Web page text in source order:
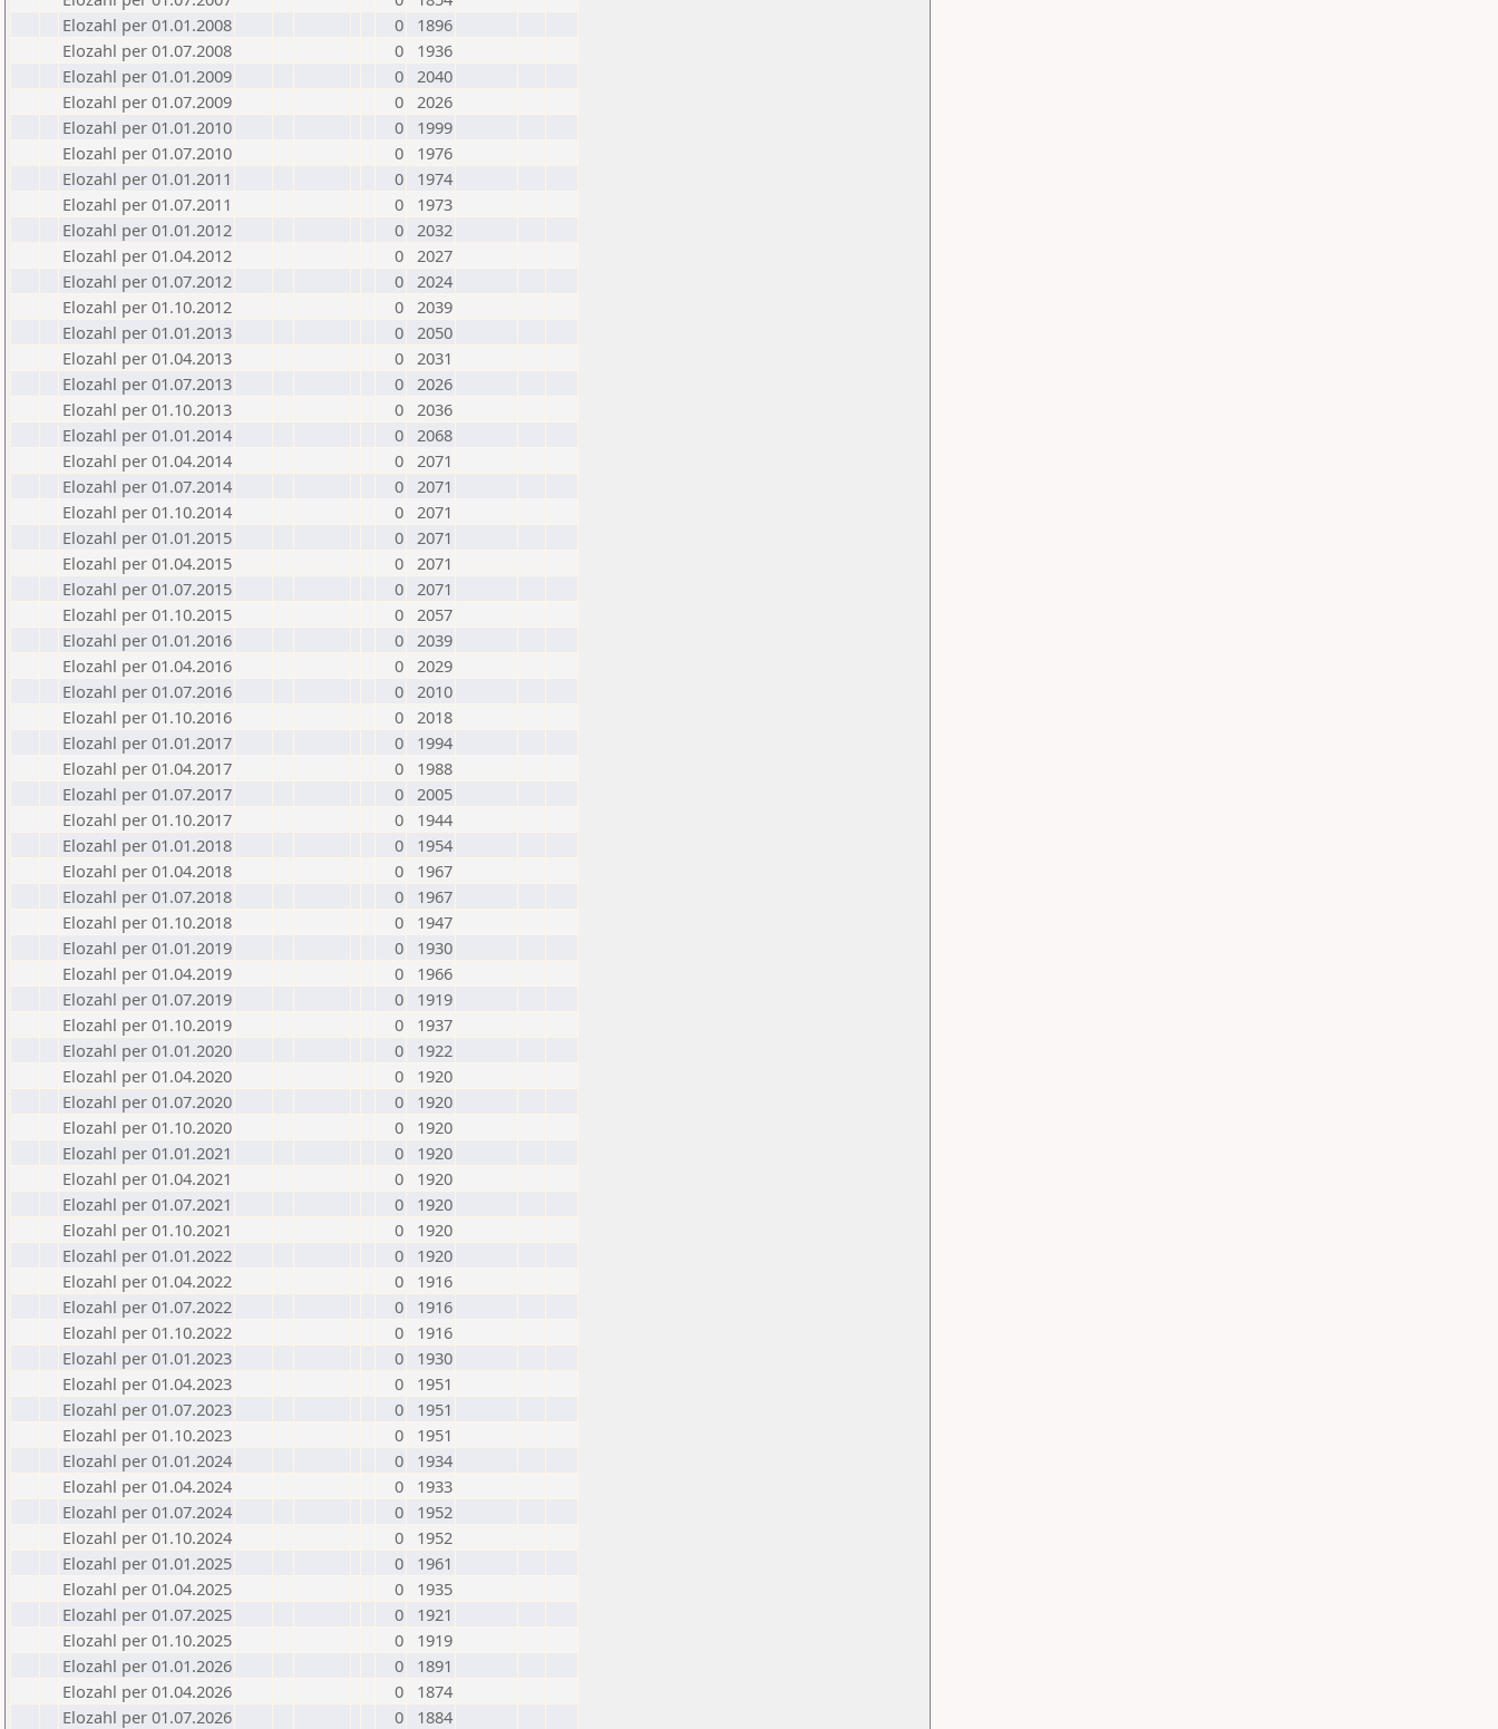
Elozahl per 01.01.2008
0
1896
Elozahl per 01.07.2008
0
1936
Elozahl per 01.01.2009
0 2040
Elozahl per 01.07.2009
0 2026
Elozahl per 01.01.2010
0
1999
Elozahl per 01.07.2010
0
1976
Elozahl per 01.01.2011
0
1974
Elozahl per 01.07.2011
0
1973
Elozahl per 01.01.2012
0 2032
Elozahl per 01.04.2012
0 2027
Elozahl per 01.07.2012
0 2024
Elozahl per 01.10.2012
0 2039
Elozahl per 01.01.2013
0 2050
Elozahl per 01.04.2013
0 2031
Elozahl per 01.07.2013
0 2026
Elozahl per 01.10.2013
0 2036
Elozahl per 01.01.2014
0 2068
Elozahl per 01.04.2014
0 2071
Elozahl per 01.07.2014
0 2071
Elozahl per 01.10.2014
0 2071
Elozahl per 01.01.2015
0 2071
Elozahl per 01.04.2015
0 2071
Elozahl per 01.07.2015
0 2071
Elozahl per 01.10.2015
0 2057
Elozahl per 01.01.2016
0 2039
Elozahl per 01.04.2016
0 2029
Elozahl per 01.07.2016
0 2010
Elozahl per 01.10.2016
0 2018
Elozahl per 01.01.2017
0
1994
Elozahl per 01.04.2017
0
1988
Elozahl per 01.07.2017
0 2005
Elozahl per 01.10.2017
0
1944
Elozahl per 01.01.2018
0
1954
Elozahl per 01.04.2018
0
1967
Elozahl per 01.07.2018
0
1967
Elozahl per 01.10.2018
0
1947
Elozahl per 01.01.2019
0
1930
Elozahl per 01.04.2019
0
1966
Elozahl per 01.07.2019
0
1919
Elozahl per 01.10.2019
0
1937
Elozahl per 01.01.2020
0
1922
Elozahl per 01.04.2020
0
1920
Elozahl per 01.07.2020
0
1920
Elozahl per 01.10.2020
0
1920
Elozahl per 01.01.2021
0
1920
Elozahl per 01.04.2021
0
1920
Elozahl per 01.07.2021
0
1920
Elozahl per 01.10.2021
0
1920
Elozahl per 01.01.2022
0
1920
Elozahl per 01.04.2022
0
1916
Elozahl per 01.07.2022
0
1916
Elozahl per 01.10.2022
0
1916
Elozahl per 01.01.2023
0
1930
Elozahl per 01.04.2023
0
1951
Elozahl per 01.07.2023
0
1951
Elozahl per 01.10.2023
0
1951
Elozahl per 01.01.2024
0
1934
Elozahl per 01.04.2024
0
1933
Elozahl per 01.07.2024
0
1952
Elozahl per 01.10.2024
0
1952
Elozahl per 01.01.2025
0
1961
Elozahl per 01.04.2025
0
1935
Elozahl per 01.07.2025
0
1921
Elozahl per 01.10.2025
0
1919
Elozahl per 01.01.2026
0
1891
Elozahl per 01.04.2026
0
1874
Elozahl per 01.07.2026
0 1884